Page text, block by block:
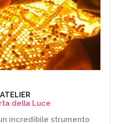
ATELIER
della Luce
incredibile strumento